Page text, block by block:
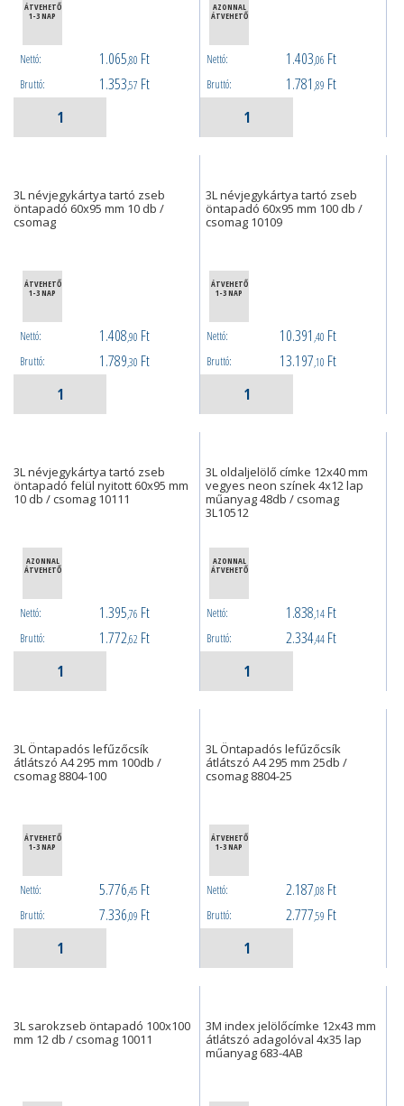
ÁTVEHETŐ
1-3 NAP
Nettó: 1.065,80 Ft
Bruttó: 1.353,57 Ft
AZONNAL
ÁTVEHETŐ
Nettó: 1.403,06 Ft
Bruttó: 1.781 ,89 Ft
3L névjegykártya tartó zseb
öntapadó 60x95 mm 10 db /
csomag
ÁTVEHETŐ
1-3 NAP
Nettó: 1.408,90 Ft
Bruttó: 1.789,30 Ft
3L névjegykártya tartó zseb
öntapadó 60x95 mm 100 db /
csomag 10109
ÁTVEHETŐ
1-3 NAP
Nettó: 10.391 ,40 Ft
Bruttó: 13.197,10 Ft
3L névjegykártya tartó zseb
öntapadó felül nyitott 60x95 mm
10 db / csomag 10111
AZONNAL
ÁTVEHETŐ
Nettó: 1.395,76 Ft
Bruttó: 1.772,62 Ft
3L oldaljelölő címke 12x40 mm
vegyes neon színek 4x12 lap
műanyag 48db / csomag
3L10512
AZONNAL
ÁTVEHETŐ
Nettó: 1.838,14 Ft
Bruttó: 2.334,44 Ft
3L Öntapadós lefűzőcsík
átlátszó A4 295 mm 100db /
csomag 8804-100
ÁTVEHETŐ
1-3 NAP
Nettó: 5.776,45 Ft
Bruttó: 7.336,09 Ft
3L Öntapadós lefűzőcsík
átlátszó A4 295 mm 25db /
csomag 8804-25
ÁTVEHETŐ
1-3 NAP
Nettó: 2.187,08 Ft
Bruttó: 2.777,59 Ft
3L sarokzseb öntapadó 100x100
mm 12 db / csomag 10011
3M index jelölőcímke 12x43 mm
átlátszó adagolóval 4x35 lap
műanyag 683-4AB